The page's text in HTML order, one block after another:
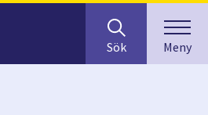
efter
innehåll
på
Sök Meny